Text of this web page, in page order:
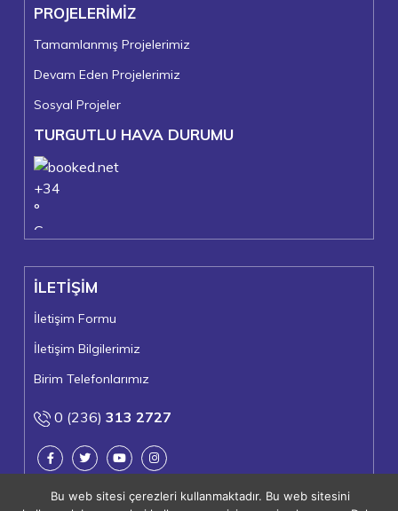
PROJELERİMİZ
Tamamlanmış Projelerimiz
Devam Eden Projelerimiz
Sosyal Projeler
TURGUTLU HAVA DURUMU
+34
°
C
+21°
Turgutlu
Cuma, 07
İLETİŞİM
İletişim Formu
İletişim Bilgilerimiz
Birim Telefonlarımız
0 (236) 313 2727
Bu web sitesi çerezleri kullanmaktadır. Bu web sitesini